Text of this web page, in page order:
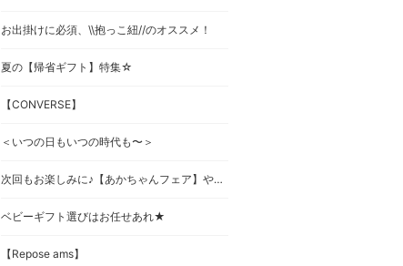
お出掛けに必須、\\抱っこ紐//のオススメ！
夏の【帰省ギフト】特集☆
【CONVERSE】
＜いつの日もいつの時代も〜＞
次回もお楽しみに♪【あかちゃんフェア】やってます^ ^
ベビーギフト選びはお任せあれ★
【Repose ams】